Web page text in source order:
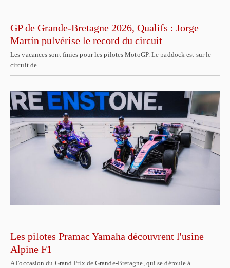
GP de Grande-Bretagne 2026, Qualifs : Jorge
Martín pulvérise le record du circuit
Les vacances sont finies pour les pilotes MotoGP. Le paddock est sur le
circuit de…
Les pilotes Pramac Yamaha découvrent l'usine
Alpine F1
A l'occasion du Grand Prix de Grande-Bretagne, qui se déroule à